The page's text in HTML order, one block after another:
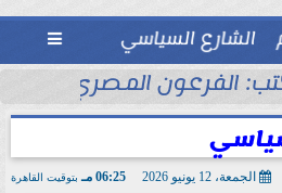
الشارع السياسي 
الفرعون المصري جاهز
الجمعة، 12 يونيو 2026 06:25 مـ بتوقيت القاهرة